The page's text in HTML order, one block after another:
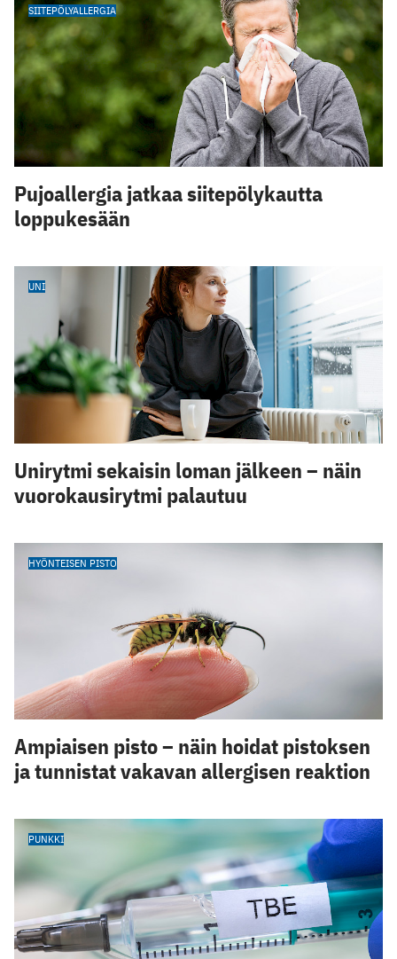
SIITEPÖLYALLERGIA
Pujoallergia jatkaa siitepölykautta
loppukesään
UNI
Unirytmi sekaisin loman jälkeen – näin
vuorokausirytmi palautuu
HYÖNTEISEN PISTO
Ampiaisen pisto – näin hoidat pistoksen
ja tunnistat vakavan allergisen reaktion
PUNKKI